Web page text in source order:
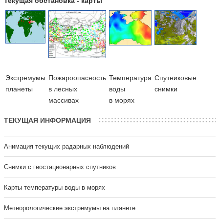
Экстремумы
планеты
Пожароопасность
в лесных
массивах
Температура
воды
в морях
Cпутниковые
снимки
ТЕКУЩАЯ ИНФОРМАЦИЯ
Анимация текущих радарных наблюдений
Cнимки с геостационарных спутников
Карты температуры воды в морях
Метеорологические экстремумы на планете